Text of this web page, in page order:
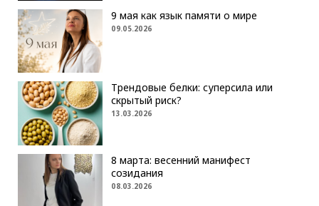
9 мая как язык памяти о мире
09.05.2026
Трендовые белки: суперсила или
скрытый риск?
13.03.2026
8 марта: весенний манифест
созидания
08.03.2026